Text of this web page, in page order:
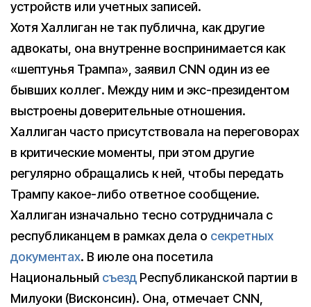
устройств или учетных записей.
Хотя Халлиган не так публична, как другие
адвокаты, она внутренне воспринимается как
«шептунья Трампа», заявил CNN один из ее
бывших коллег. Между ним и экс-президентом
выстроены доверительные отношения.
Халлиган часто присутствовала на переговорах
в критические моменты, при этом другие
регулярно обращались к ней, чтобы передать
Трампу какое-либо ответное сообщение.
Халлиган изначально тесно сотрудничала с
республиканцем в рамках дела о секретных
документах. В июле она посетила
Национальный съезд Республиканской партии в
Милуоки (Висконсин). Она, отмечает CNN,